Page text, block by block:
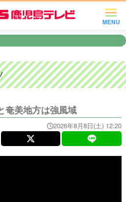
MENU
美地方は強風域
2026年8月8日(土) 12:20